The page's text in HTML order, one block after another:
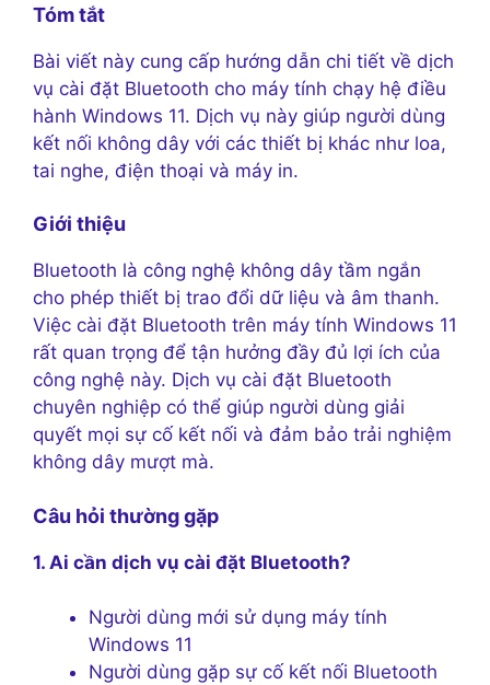
Tóm tắt
Bài viết này cung cấp hướng dẫn chi tiết về dịch
vụ cài đặt Bluetooth cho máy tính chạy hệ điều
hành Windows 11. Dịch vụ này giúp người dùng
kết nối không dây với các thiết bị khác như loa,
tai nghe, điện thoại và máy in.
Giới thiệu
Bluetooth là công nghệ không dây tầm ngắn
cho phép thiết bị trao đổi dữ liệu và âm thanh.
Việc cài đặt Bluetooth trên máy tính Windows 11
rất quan trọng để tận hưởng đầy đủ lợi ích của
công nghệ này. Dịch vụ cài đặt Bluetooth
chuyên nghiệp có thể giúp người dùng giải
quyết mọi sự cố kết nối và đảm bảo trải nghiệm
không dây mượt mà.
Câu hỏi thường gặp
1. Ai cần dịch vụ cài đặt Bluetooth?
Người dùng mới sử dụng máy tính
Windows 11
Người dùng gặp sự cố kết nối Bluetooth